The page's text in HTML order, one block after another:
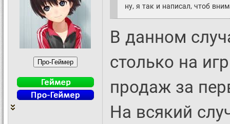
ну, я так и написал, чтоб
В данном
столько на
продаж за
На всякий